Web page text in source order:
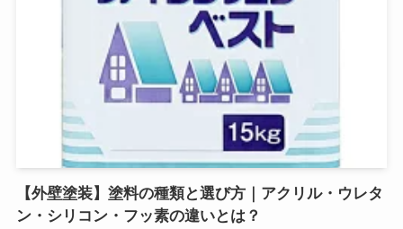
【外壁塗装】塗料の種類と選び方｜アクリル・ウレタ
ン・シリコン・フッ素の違いとは？